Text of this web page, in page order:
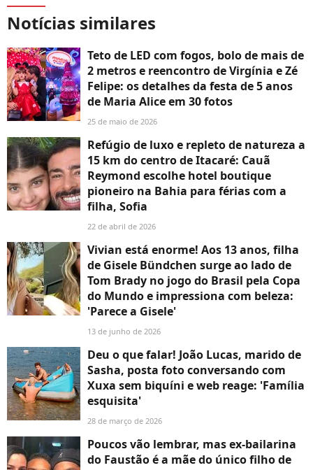
Notícias similares
Teto de LED com fogos, bolo de mais de
2 metros e reencontro de Virgínia e Zé
Felipe: os detalhes da festa de 5 anos
de Maria Alice em 30 fotos
25 de maio de 2026
Refúgio de luxo e repleto de natureza a
15 km do centro de Itacaré: Cauã
Reymond escolhe hotel boutique
pioneiro na Bahia para férias com a
filha, Sofia
22 de abril de 2026
Vivian está enorme! Aos 13 anos, filha
de Gisele Bündchen surge ao lado de
Tom Brady no jogo do Brasil pela Copa
do Mundo e impressiona com beleza:
'Parece a Gisele'
13 de junho de 2026
Deu o que falar! João Lucas, marido de
Sasha, posta foto conversando com
Xuxa sem biquíni e web reage: 'Família
esquisita'
28 de março de 2026
Poucos vão lembrar, mas ex-bailarina
do Faustão é a mãe do único filho de